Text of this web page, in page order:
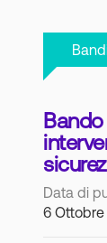
Bando
Data di
6 Ottobre